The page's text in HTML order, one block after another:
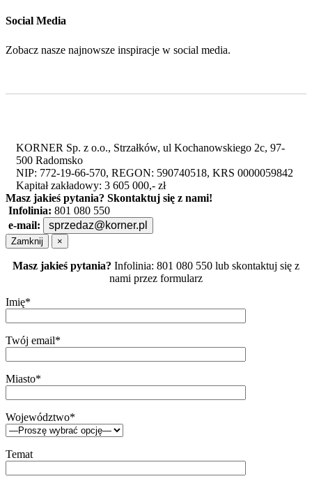
Social Media
Zobacz nasze najnowsze inspiracje w social media.
KORNER Sp. z o.o., Strzałków, ul Kochanowskiego 2c, 97-
500 Radomsko
NIP: 772-19-66-570, REGON: 590740518, KRS 0000059842
Kapitał zakładowy: 3 605 000,- zł
Masz jakieś pytania? Skontaktuj się z nami!
Infolinia: 801 080 550
e-mail:
sprzedaz@korner.pl
Zamknij ×
Masz jakieś pytania? Infolinia: 801 080 550 lub skontaktuj się z
nami przez formularz
Imię*
Twój email*
Miasto*
Województwo*
Temat